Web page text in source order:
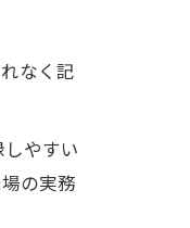
なく記
やすい
の実務